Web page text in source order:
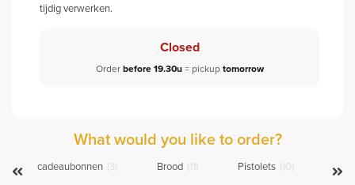
Closed
Orderbefore 19.30u= pickuptomorrow
tijdig verwerken.
What would you like to order?
cadeaubonnen (3) Brood (11) Pistolets (10)